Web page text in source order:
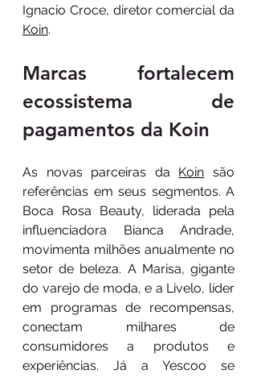
Koin.
Marcas fortalecem
ecossistema de
pagamentos da Koin
As novas parceiras da Koin são
referências em seus segmentos. A
Boca Rosa Beauty, liderada pela
influenciadora Bianca Andrade,
movimenta milhões anualmente no
setor de beleza. A Marisa, gigante
do varejo de moda, e a Livelo, líder
em programas de recompensas,
conectam milhares de
consumidores a produtos e
experiências. Já a Yescoo se